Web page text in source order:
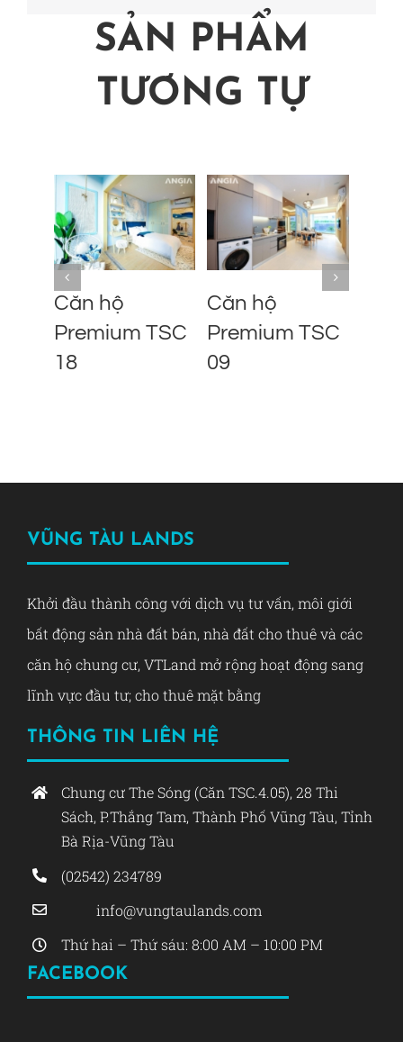
SẢN PHẨM
TƯƠNG TỰ
Căn hộ
Premium TSC
18
Căn hộ
Premium TSC
09
VŨNG TÀU LANDS
Khởi đầu thành công với dịch vụ tư vấn, môi giới
bất động sản nhà đất bán, nhà đất cho thuê và các
căn hộ chung cư, VTLand mở rộng hoạt động sang
lĩnh vực đầu tư; cho thuê mặt bằng
THÔNG TIN LIÊN HỆ
Chung cư The Sóng (Căn TSC.4.05), 28 Thi
Sách, P.Thắng Tam, Thành Phố Vũng Tàu, Tỉnh
Bà Rịa-Vũng Tàu
(02542) 234789
info@vungtaulands.com
Thứ hai – Thứ sáu: 8:00 AM – 10:00 PM
FACEBOOK